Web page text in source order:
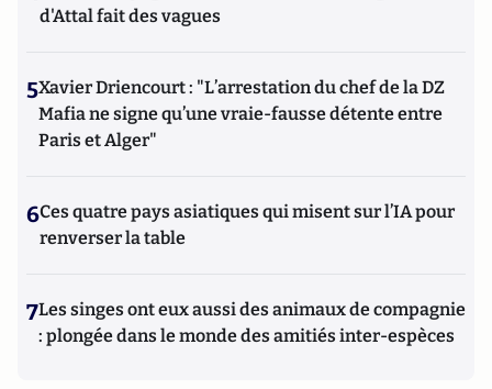
d'Attal fait des vagues
5Xavier Driencourt : "L’arrestation du chef de la DZ
Mafia ne signe qu’une vraie-fausse détente entre
Paris et Alger"
6Ces quatre pays asiatiques qui misent sur l’IA pour
renverser la table
7Les singes ont eux aussi des animaux de compagnie
: plongée dans le monde des amitiés inter-espèces